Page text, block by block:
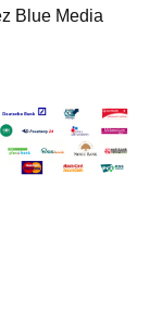
Blue Media